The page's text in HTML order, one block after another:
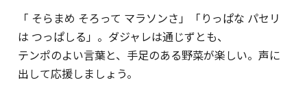
「 そらまめ そろって マラソンさ」「りっぱな パセリ
は つっぱしる」。ダジャレは通じずとも、
テンポのよい言葉と、手足のある野菜が楽しい。声に
出して応援しましょう。